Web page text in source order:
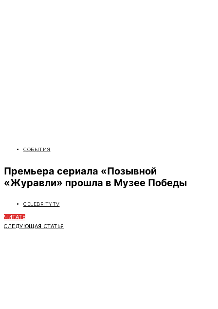
СОБЫТИЯ
Премьера сериала «Позывной
«Журавли» прошла в Музее Победы
CELEBRITYTV
ЧИТАТЬ
СЛЕДУЮЩАЯ СТАТЬЯ